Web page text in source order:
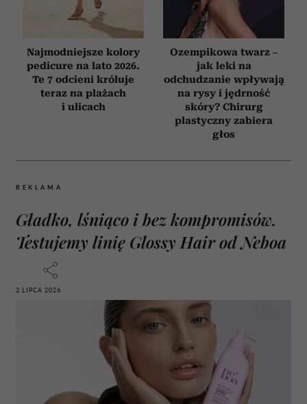
Najmodniejsze kolory
pedicure na lato 2026.
Te 7 odcieni króluje
teraz na plażach
i ulicach
Ozempikowa twarz –
jak leki na
odchudzanie wpływają
na rysy i jędrność
skóry? Chirurg
plastyczny zabiera
głos
REKLAMA
Gładko, lśniąco i bez kompromisów.
Testujemy linię Glossy Hair od Neboa
2 LIPCA 2026